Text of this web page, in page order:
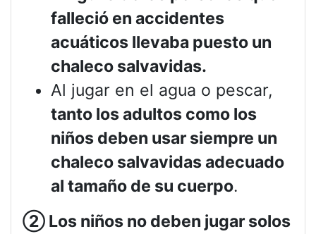
falleció en accidentes
acuáticos llevaba puesto un
chaleco salvavidas.
Al jugar en el agua o pescar,
tanto los adultos como los
niños deben usar siempre un
chaleco salvavidas adecuado
al tamaño de su cuerpo.
② Los niños no deben jugar solos